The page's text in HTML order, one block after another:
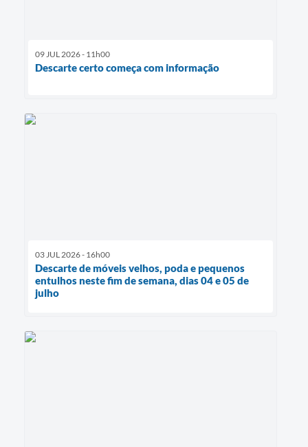
09 JUL 2026 - 11h00
Descarte certo começa com informação
03 JUL 2026 - 16h00
Descarte de móveis velhos, poda e pequenos
entulhos neste fim de semana, dias 04 e 05 de
julho